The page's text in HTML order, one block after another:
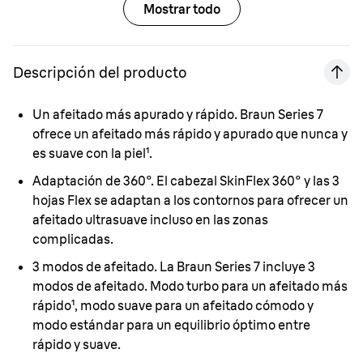
Mostrar todo
Descripción del producto
Un afeitado más apurado y rápido. Braun Series 7
ofrece un afeitado más rápido y apurado que nunca y
es suave con la piel¹.
Adaptación de 360°. El cabezal SkinFlex 360° y las 3
hojas Flex se adaptan a los contornos para ofrecer un
afeitado ultrasuave incluso en las zonas
complicadas.
3 modos de afeitado. La Braun Series 7 incluye 3
modos de afeitado. Modo turbo para un afeitado más
rápido¹, modo suave para un afeitado cómodo y
modo estándar para un equilibrio óptimo entre
rápido y suave.